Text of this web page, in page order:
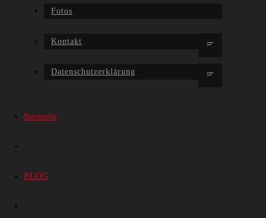
Fotos
Kontakt
Datenschutzerklärung
Startseite
BLOG